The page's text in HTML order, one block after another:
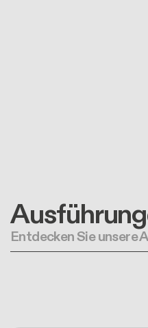
Entdecken Sie unsere